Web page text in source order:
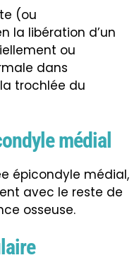
(ou
la libération d’un
ou
dans
trochlée du
médial
épicondyle médial,
avec le reste de
osseuse.